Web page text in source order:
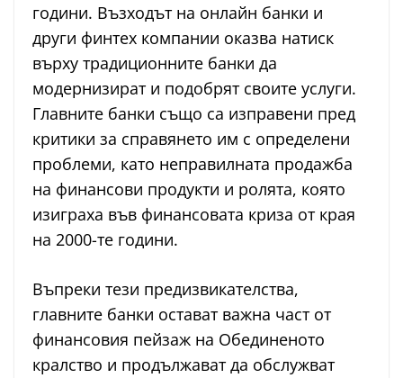
години. Възходът на онлайн банки и
други финтех компании оказва натиск
върху традиционните банки да
модернизират и подобрят своите услуги.
Главните банки също са изправени пред
критики за справянето им с определени
проблеми, като неправилната продажба
на финансови продукти и ролята, която
изиграха във финансовата криза от края
на 2000-те години.
Въпреки тези предизвикателства,
главните банки остават важна част от
финансовия пейзаж на Обединеното
кралство и продължават да обслужват